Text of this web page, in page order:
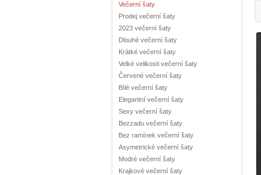
Večerní šaty
Prodej večerní šaty
2023 večerní šaty
Dlouhé večerní šaty
Krátké večerní šaty
Velké velikosti večerní šaty
Červené večerní šaty
Bílé večerní šaty
Elegantní večerní šaty
Sexy večerní šaty
Bezzadu večerní šaty
Bez ramínek večerní šaty
Asymetrické večerní šaty
Modré večerní šaty
Krajkové večerní šaty